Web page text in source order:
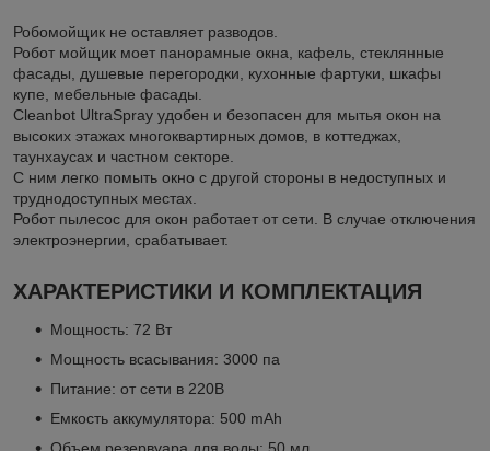
Робомойщик не оставляет разводов.
Робот мойщик моет панорамные окна, кафель, стеклянные
фасады, душевые перегородки, кухонные фартуки, шкафы
купе, мебельные фасады.
Cleanbot UltraSpray удобен и безопасен для мытья окон на
высоких этажах многоквартирных домов, в коттеджах,
таунхаусах и частном секторе.
С ним легко помыть окно с другой стороны в недоступных и
труднодоступных местах.
Робот пылесос для окон работает от сети. В случае отключения
электроэнергии, срабатывает.
ХАРАКТЕРИСТИКИ И КОМПЛЕКТАЦИЯ
Мощность: 72 Вт
Мощность всасывания: 3000 па
Питание: от сети в 220В
Емкость аккумулятора: 500 mAh